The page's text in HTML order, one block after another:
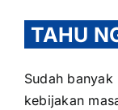
TAHU
Sudah
kebijakan